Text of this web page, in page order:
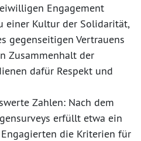
Engagement
einer Kultur der Solidarität,
gegenseitigen Vertrauens
Zusammenhalt der
dafür Respekt und
Zahlen: Nach dem
erfüllt etwa ein
die Kriterien für